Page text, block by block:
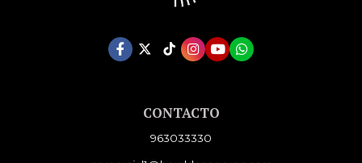
CONTACTO
963033330